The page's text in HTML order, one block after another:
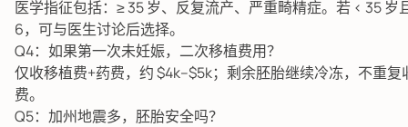
医学指征包括：≥ 35 岁、反复流产、严重畸精症。若 < 35 岁
6，可与医生讨论后选择。
Q4：如果第一次未妊娠，二次移植费用？
仅收移植费+药费，约 $4k–$5k；剩余胚胎继续冷冻，不重复
费。
Q5：加州地震多，胚胎安全吗？